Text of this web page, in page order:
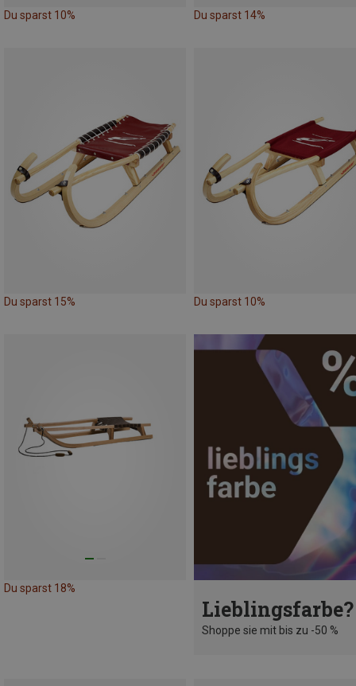
Du sparst 10% Du sparst 14%
Du sparst 15% Du sparst 10%
Du sparst 18%
Lieblingsfarbe?
Shoppe sie mit bis zu -50 %